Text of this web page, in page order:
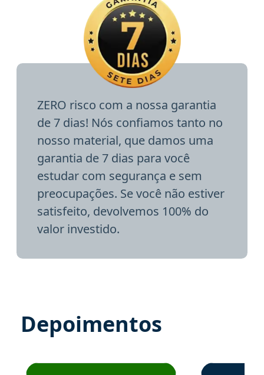
ZERO risco com a nossa garantia
de 7 dias! Nós confiamos tanto no
nosso material, que damos uma
garantia de 7 dias para você
estudar com segurança e sem
preocupações. Se você não estiver
satisfeito, devolvemos 100% do
valor investido.
Depoimentos
Estudante José recomenda o Aprova Concursos em
Estudante